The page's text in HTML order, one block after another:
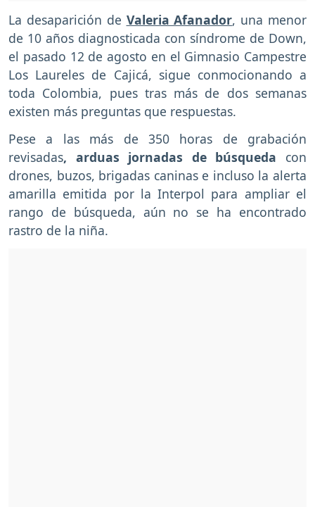
La desaparición de Valeria Afanador, una menor
de 10 años diagnosticada con síndrome de Down,
el pasado 12 de agosto en el Gimnasio Campestre
Los Laureles de Cajicá, sigue conmocionando a
toda Colombia, pues tras más de dos semanas
existen más preguntas que respuestas.
Pese a las más de 350 horas de grabación
revisadas, arduas jornadas de búsqueda con
drones, buzos, brigadas caninas e incluso la alerta
amarilla emitida por la Interpol para ampliar el
rango de búsqueda, aún no se ha encontrado
rastro de la niña.